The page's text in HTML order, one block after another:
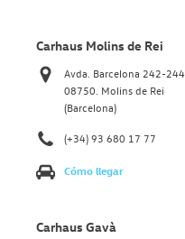
Carhaus Molins de Rei
Avda. Barcelona 242-244
08750. Molins de Rei
(Barcelona)
(+34) 93 680 17 77
Cómo llegar
Carhaus Gavà